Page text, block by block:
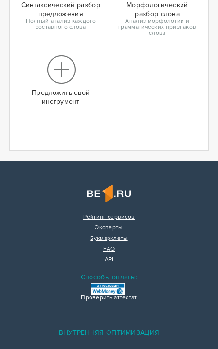
Синтаксический разбор
предложения
Полный анализ каждого
составного слова
Морфологический
разбор слова
Анализ морфологии и
грамматических признаков
слова
Предложить свой
инструмент
Рейтинг сервисов
Эксперты
Букмарклеты
FAQ
API
Способы оплаты:
Проверить аттестат
ВНУТРЕННЯЯ ОПТИМИЗАЦИЯ